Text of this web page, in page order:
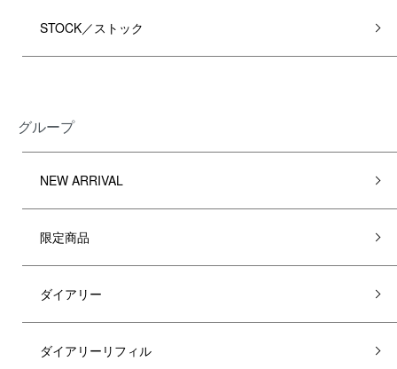
STOCK／ストック
グループ
NEW ARRIVAL
限定商品
ダイアリー
ダイアリーリフィル